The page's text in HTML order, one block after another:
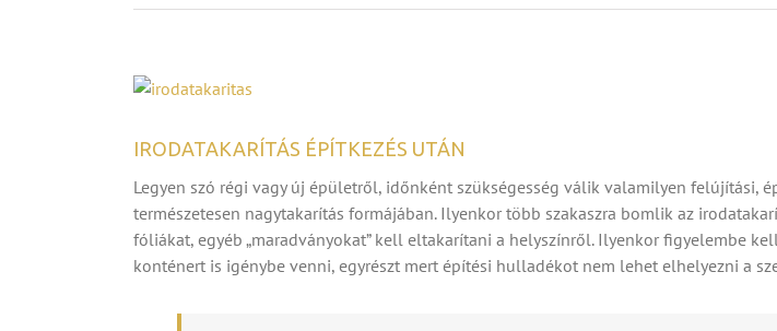
View
Image
IRODATAKARÍTÁS ÉPÍTKEZÉS UTÁN
Legyen szó régi vagy új épületről, időnként szükségesség válik valamilyen felújítási,
természetesen nagytakarítás formájában. Ilyenkor több szakaszra bomlik az
fóliákat, egyéb „maradványokat” kell eltakarítani a helyszínről. Ilyenkor figyelembe
konténert is igénybe venni, egyrészt mert építési hulladékot nem lehet elhelyezni a